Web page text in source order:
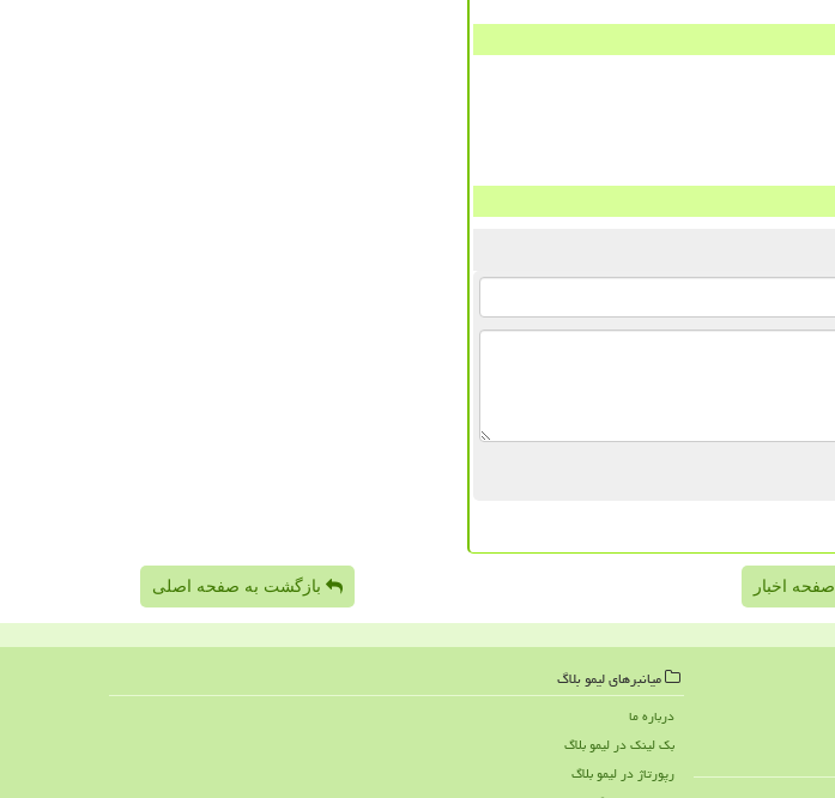
صفحه اخبار بازگشت به صفحه اصلی
میانبرهای لیمو بلاگ
درباره ما
بک لینک در لیمو بلاگ
رپورتاژ در لیمو بلاگ